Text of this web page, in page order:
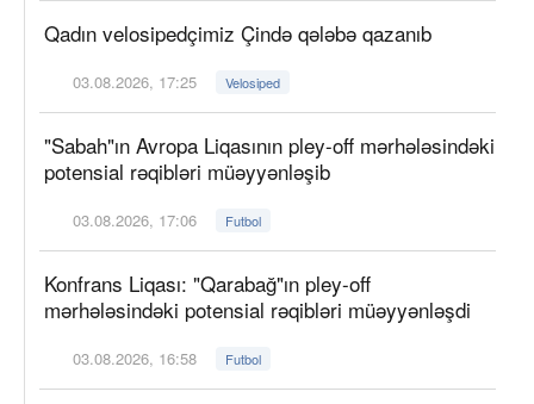
Qadın velosipedçimiz Çində qələbə qazanıb
03.08.2026, 17:25 Velosiped
"Sabah"ın Avropa Liqasının pley-off mərhələsindəki
potensial rəqibləri müəyyənləşib
03.08.2026, 17:06 Futbol
Konfrans Liqası: "Qarabağ"ın pley-off
mərhələsindəki potensial rəqibləri müəyyənləşdi
03.08.2026, 16:58 Futbol